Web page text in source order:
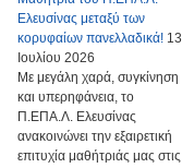
Ελευσίνας μεταξύ των
κορυφαίων πανελλαδικά! 13
Ιουλίου 2026
Με μεγάλη χαρά, συγκίνηση
και υπερηφάνεια, το
Π.ΕΠΑ.Λ. Ελευσίνας
ανακοινώνει την εξαιρετική
επιτυχία μαθήτριάς μας στις